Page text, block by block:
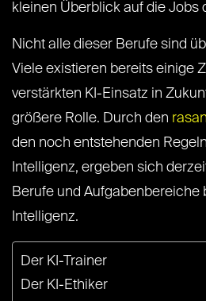
kleinen Überblick auf die Jobs
Nicht alle dieser Berufe sind
Viele existieren bereits einige
verstärkten KI-Einsatz in
größere Rolle. Durch den
den noch entstehenden
Intelligenz, ergeben sich
Berufe und
Intelligenz.
Der KI-Trainer
Der KI-Ethiker